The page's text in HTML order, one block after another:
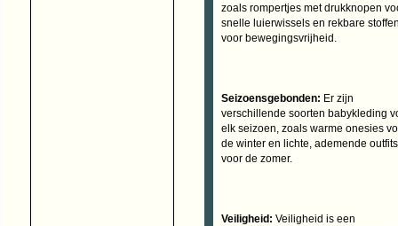
zoals rompertjes met drukknopen
snelle luierwissels en rekbare
voor bewegingsvrijheid.
Seizoensgebonden: Er zijn
verschillende soorten babykleding
elk seizoen, zoals warme onesies
de winter en lichte, ademende outfits
voor de zomer.
Veiligheid: Veiligheid is een